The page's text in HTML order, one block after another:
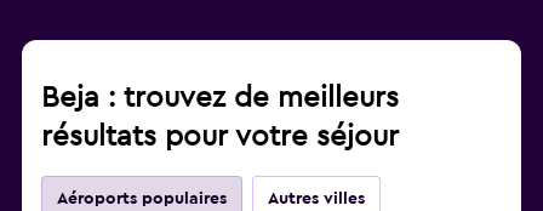
Beja : trouvez de meilleurs
résultats pour votre séjour
Aéroports populaires Autres villes